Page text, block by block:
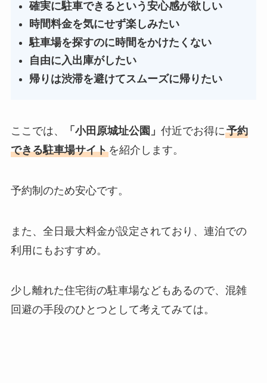
確実に駐車できるという安心感が欲しい
時間料金を気にせず楽しみたい
駐車場を探すのに時間をかけたくない
自由に入出庫がしたい
帰りは渋滞を避けてスムーズに帰りたい
ここでは、 「 小田原城址公園 」 付近でお得に予約
できる駐車場サイトを紹介します。
予約制のため安心です。
また、全日最大料金が設定されており、連泊での
利用にもおすすめ。
少し離れた住宅街の駐車場などもあるので、混雑
回避の手段のひとつとして考えてみては。